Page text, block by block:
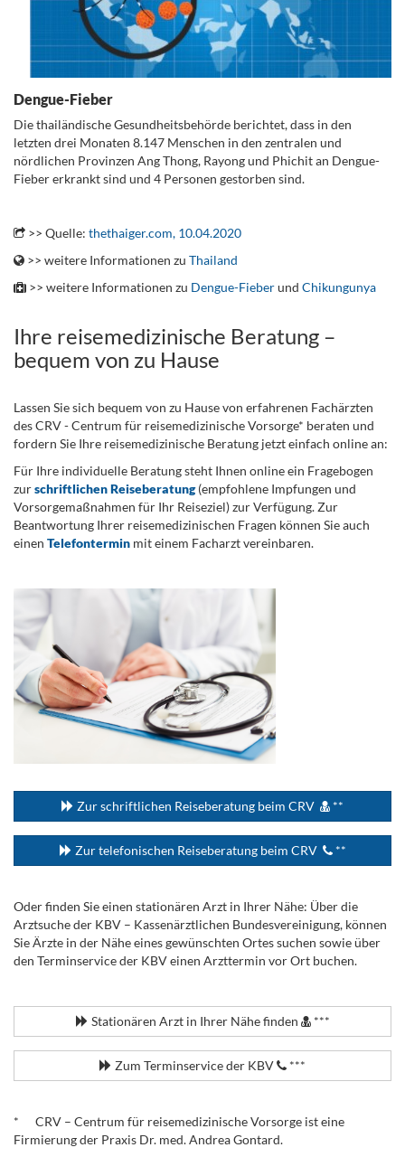
Dengue-Fieber
Die thailändische Gesundheitsbehörde berichtet, dass in den
letzten drei Monaten 8.147 Menschen in den zentralen und
nördlichen Provinzen Ang Thong, Rayong und Phichit an Dengue-
Fieber erkrankt sind und 4 Personen gestorben sind.
>> Quelle: thethaiger.com, 10.04.2020
>> weitere Informationen zu Thailand
>> weitere Informationen zu Dengue-Fieberund Chikungunya
Ihre reisemedizinische Beratung –
bequem von zu Hause
Lassen Sie sich bequem von zu Hause von erfahrenen Fachärzten
des CRV - Centrum für reisemedizinische Vorsorge* beraten und
fordern Sie Ihre reisemedizinische Beratung jetzt einfach online an:
Für Ihre individuelle Beratung steht Ihnen online ein Fragebogen
zurschriftlichen Reiseberatung(empfohlene Impfungen und
Vorsorgemaßnahmen für Ihr Reiseziel) zur Verfügung. Zur
Beantwortung Ihrer reisemedizinischen Fragen können Sie auch
einen Telefontermin mit einem Facharzt vereinbaren.
Zur schriftlichen Reiseberatung beim CRV **
Zur telefonischen Reiseberatung beim CRV **
Oder finden Sie einen stationären Arzt in Ihrer Nähe: Über die
Arztsuche der KBV – Kassenärztlichen Bundesvereinigung, können
Sie Ärzte in der Nähe eines gewünschten Ortes suchen sowie über
den Terminservice der KBV einen Arzttermin vor Ort buchen.
Stationären Arzt in Ihrer Nähe finden ***
Zum Terminservice der KBV ***
* CRV – Centrum für reisemedizinische Vorsorge ist eine
Firmierung der Praxis Dr. med. Andrea Gontard.